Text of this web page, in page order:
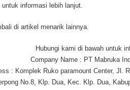
informasi lebih lanjut.
di artikel menarik lainnya.
Hubungi kami di bawah untuk
Company Name : PT Mabruka
: Komplek Ruko paramount Center, Jl.
No.8, Klp. Dua, Kec. Klp. Dua,